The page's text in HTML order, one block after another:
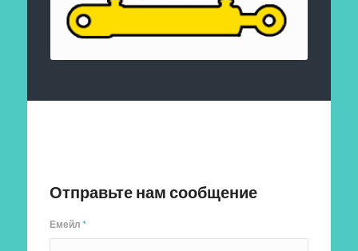
Отправьте нам сообщение
Емейл*